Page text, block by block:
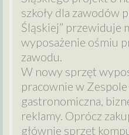
szkoły dla zawodów
Śląskiej” przewiduje
wyposażenie ośmiu
zawodu.
W nowy sprzęt
pracownie w
gastronomiczna,
reklamy. Oprócz
głównie sprzęt